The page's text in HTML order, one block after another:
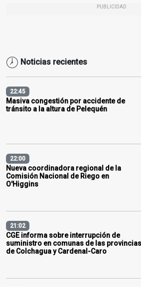
PUBLICIDAD
Noticias recientes
22:45
Masiva congestión por accidente de
tránsito a la altura de Pelequén
22:00
Nueva coordinadora regional de la
Comisión Nacional de Riego en
O'Higgins
21:02
CGE informa sobre interrupción de
suministro en comunas de las provincias
de Colchagua y Cardenal-Caro